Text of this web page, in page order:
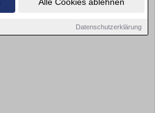
Datenschutzerklärung